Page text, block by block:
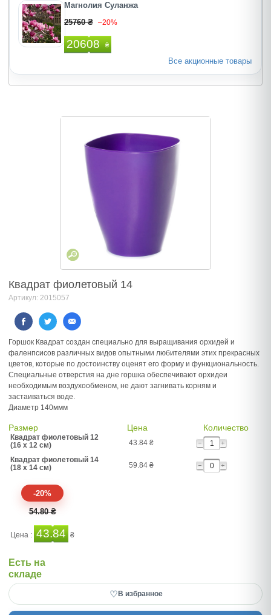
Магнолия Суланжа
25760 ₴ –20%
20608 ₴
Все акционные товары
Квадрат фиолетовый 14
Артикул: 2015057
Горшок Квадрат создан специально для выращивания орхидей и
фаленпсисов различных видов опытными любителями этих прекрасных
цветов, которые по достоинству оценят его форму и функциональность.
Специальные отверстия на дне горшка обеспечивают орхидеи
необходимым воздухообменом, не дают загнивать корням и
застаиваться воде.
Диаметр 140ммм
Размер Цена Количество
Квадрат фиолетовый 12
(16 x 12 см)
43.84 ₴
Квадрат фиолетовый 14
(18 x 14 см)
59.84 ₴
-20%
54.80 ₴
Цена : 43.84 ₴
Есть на
складе
♡ В избранное